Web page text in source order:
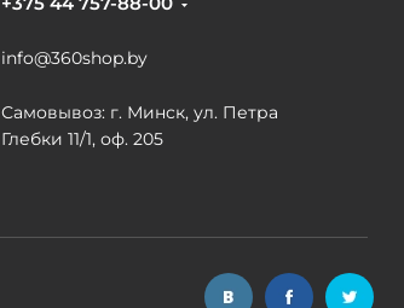
info@360shop.by
Самовывоз: г. Минск, ул. Петра
Глебки 11/1, оф. 205